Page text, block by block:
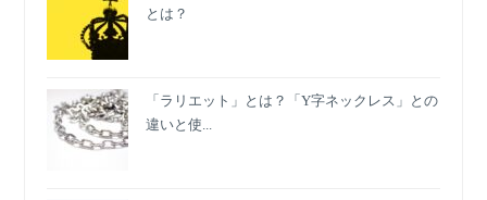
とは？
「ラリエット」とは？「Y字ネックレス」との
違いと使...